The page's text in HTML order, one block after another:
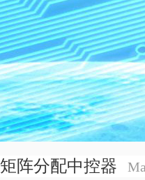
矩阵分配中控器